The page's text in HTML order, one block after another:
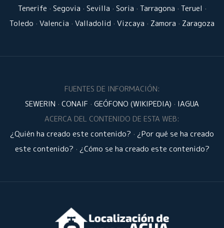
Tenerife · Segovia · Sevilla · Soria · Tarragona · Teruel ·
Toledo · Valencia · Valladolid · Vizcaya · Zamora · Zaragoza
FUENTES DE INFORMACIÓN:
SEWERIN · CONAIF · GEÓFONO (WIKIPEDIA) · IAGUA
ACERCA DEL CONTENIDO DE ESTA WEB:
¿Quién ha creado este contenido? · ¿Por qué se ha creado
este contenido? · ¿Cómo se ha creado este contenido?